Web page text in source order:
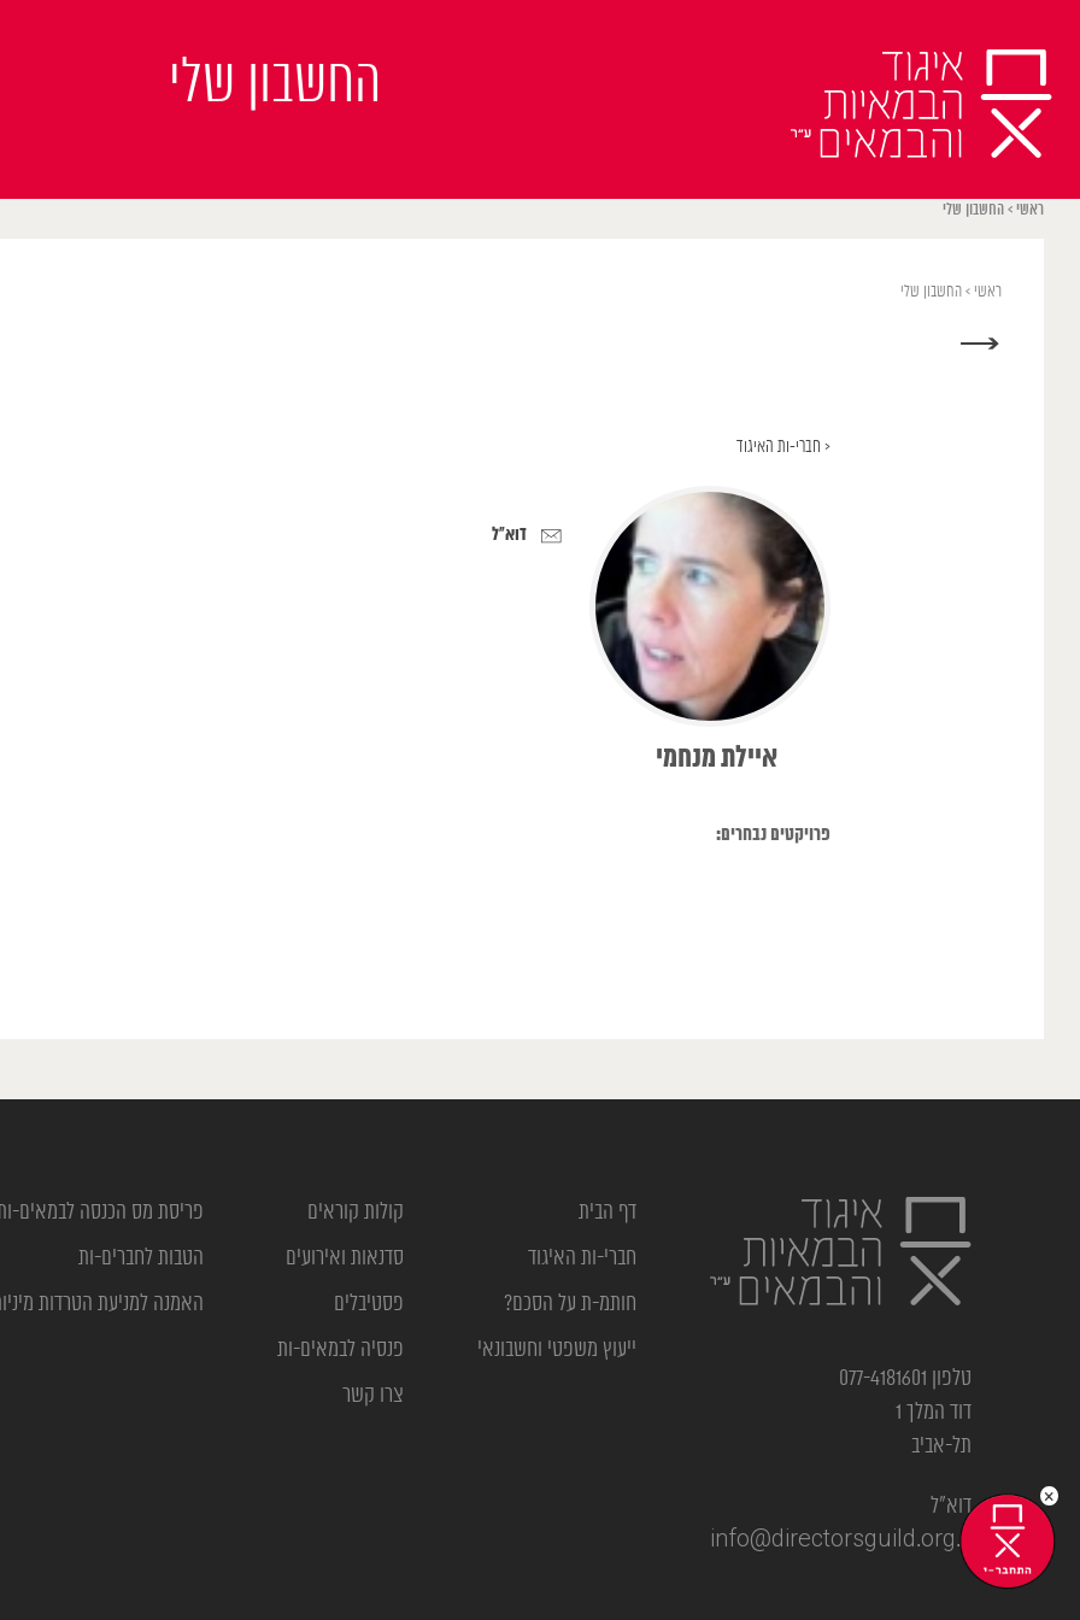
החשבון שלי
ראשי > החשבון שלי
ראשי > החשבון שלי
→
< חברי-ות האיגוד
איילת מנחמי
דוא"ל
פרויקטים נבחרים:
טלפון 077-4181601
דוד המלך 1
תל-אביב
דוא”ל
info@directorsguild.org.il
דף הבית
חברי-ות האיגוד
חותמ-ת על הסכם?
ייעוץ משפטי וחשבונאי
קולות קוראים
סדנאות ואירועים
פסטיבלים
פנסיה לבמאים-ות
צרו קשר
פריסת מס הכנסה לבמאים-
הטבות לחברים-ות
האמנה למניעת הטרדות
×